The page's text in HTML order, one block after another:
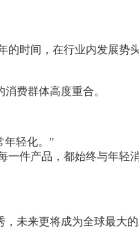
时间，在行业内发展
费群体高度重合。
年轻化。”
件产品，都始终与年
未来更将成为全球最大